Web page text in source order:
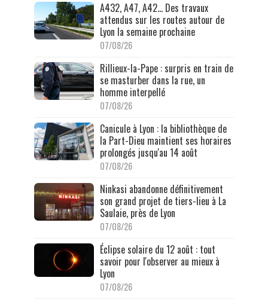
A432, A47, A42… Des travaux
attendus sur les routes autour de
Lyon la semaine prochaine
07/08/26
Rillieux-la-Pape : surpris en train de
se masturber dans la rue, un
homme interpellé
07/08/26
Canicule à Lyon : la bibliothèque de
la Part-Dieu maintient ses horaires
prolongés jusqu'au 14 août
07/08/26
Ninkasi abandonne définitivement
son grand projet de tiers-lieu à La
Saulaie, près de Lyon
07/08/26
Éclipse solaire du 12 août : tout
savoir pour l'observer au mieux à
Lyon
07/08/26